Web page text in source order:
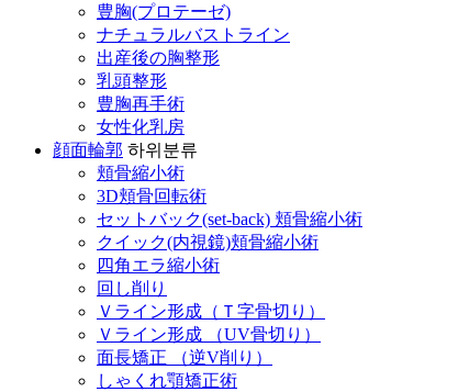
豊胸(プロテーゼ)
ナチュラルバストライン
出産後の胸整形
乳頭整形
豊胸再手術
女性化乳房
顔面輪郭 하위분류
頬骨縮小術
3D頬骨回転術
セットバック(set-back) 頬骨縮小術
クイック(内視鏡)頬骨縮小術
四角エラ縮小術
回し削り
Ｖライン形成（Ｔ字骨切り）
Ｖライン形成 （UV骨切り）
面長矯正 （逆V削り）
しゃくれ顎矯正術